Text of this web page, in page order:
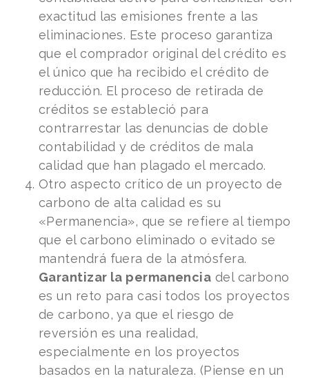
exactitud las emisiones frente a las
eliminaciones. Este proceso garantiza
que el comprador original del crédito es
el único que ha recibido el crédito de
reducción. El proceso de retirada de
créditos se estableció para
contrarrestar las denuncias de doble
contabilidad y de créditos de mala
calidad que han plagado el mercado.
Otro aspecto crítico de un proyecto de
carbono de alta calidad es su
«Permanencia», que se refiere al tiempo
que el carbono eliminado o evitado se
mantendrá fuera de la atmósfera.
Garantizar la permanencia del carbono
es un reto para casi todos los proyectos
de carbono, ya que el riesgo de
reversión es una realidad,
especialmente en los proyectos
basados en la naturaleza. (Piense en un